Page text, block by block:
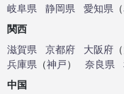
岐阜県
静岡県 愛知県 （
関西
滋賀県
京都府 大阪府 （
兵庫県 （神戸） 奈良県
中国